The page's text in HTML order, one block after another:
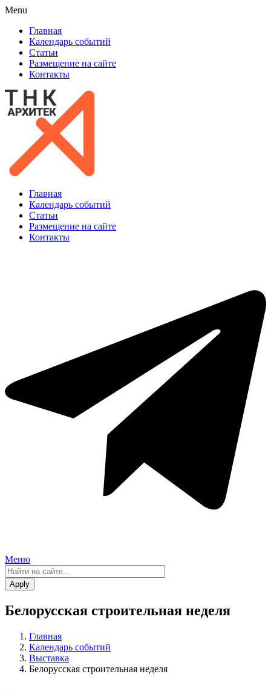
Menu
Главная
Календарь событий
Статьи
Размещение на сайте
Контакты
Главная
Календарь событий
Статьи
Размещение на сайте
Контакты
Меню
Apply
Белорусская строительная неделя
Главная
Календарь событий
Выставка
Белорусская строительная неделя